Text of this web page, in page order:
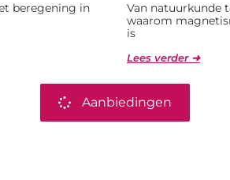
beregening in
Van natuurkunde
waarom
is
Lees verder ➜
Aanbiedingen